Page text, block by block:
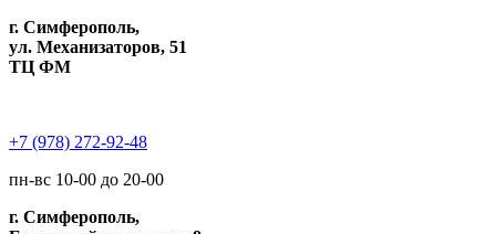
г. Симферополь,
ул. Механизаторов, 51
ТЦ ФМ
+7 (978) 272-92-48
пн-вс 10-00 до 20-00
г. Симферополь,